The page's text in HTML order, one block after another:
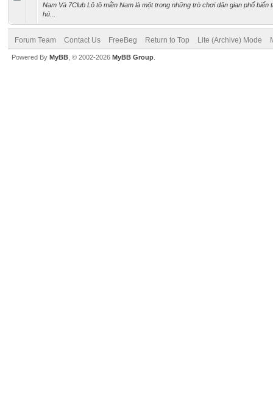
Nam Và 7Club Lô tô miền Nam là một trong những trò chơi dân gian phổ biến
hú...
Forum Team Contact Us FreeBeg Return to Top Lite (Archive) Mode
Powered By MyBB , © 2002-2026 MyBB Group